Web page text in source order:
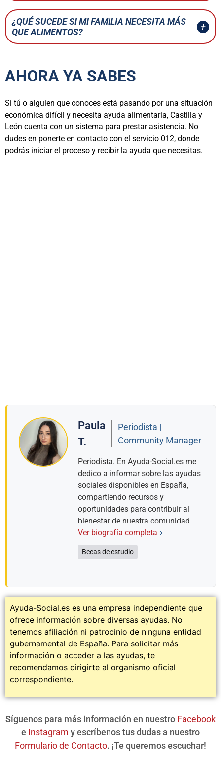
¿QUÉ SUCEDE SI MI FAMILIA NECESITA MÁS
QUE ALIMENTOS?
AHORA YA SABES
Si tú o alguien que conoces está pasando por una situación
económica difícil y necesita ayuda alimentaria, Castilla y
León cuenta con un sistema para prestar asistencia. No
dudes en ponerte en contacto con el servicio 012, donde
podrás iniciar el proceso y recibir la ayuda que necesitas.
Paula
T.
Periodista |
Community Manager
Periodista. En Ayuda-Social.es me
dedico a informar sobre las ayudas
sociales disponibles en España,
compartiendo recursos y
oportunidades para contribuir al
bienestar de nuestra comunidad.
Ver biografía completa
Becas de estudio
Ayuda-Social.es es una empresa independiente que
ofrece información sobre diversas ayudas. No
tenemos afiliación ni patrocinio de ninguna entidad
gubernamental de España. Para solicitar más
información o acceder a las ayudas, te
recomendamos dirigirte al organismo oficial
correspondiente.
Síguenos para más información en nuestro Facebook
e Instagram y escríbenos tus dudas a nuestro
Formulario de Contacto. ¡Te queremos escuchar!